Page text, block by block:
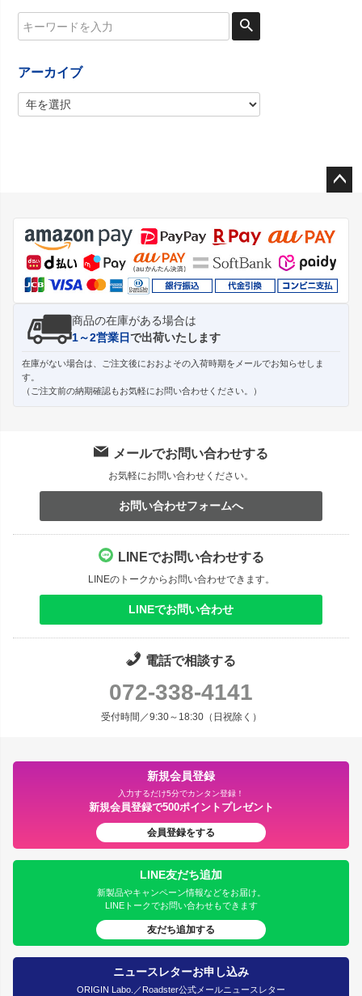
アーカイブ
ジト
ップ
へ
商品の在庫がある場合は
1～2営業日で出荷いたします
在庫がない場合は、ご注文後におおよその入荷時期をメールでお知らせしま
す。
（ご注文前の納期確認もお気軽にお問い合わせください。）
メールでお問い合わせする
お気軽にお問い合わせください。
お問い合わせフォームへ
LINEでお問い合わせする
LINEのトークからお問い合わせできます。
LINEでお問い合わせ
電話で相談する
072-338-4141
受付時間／9:30～18:30（日祝除く）
新規会員登録
入力するだけ5分でカンタン登録！
新規会員登録で500ポイントプレゼント
会員登録をする
LINE友だち追加
新製品やキャンペーン情報などをお届け。
LINEトークでお問い合わせもできます
友だち追加する
ニュースレターお申し込み
ORIGIN Labo.／Roadster公式メールニュースレター